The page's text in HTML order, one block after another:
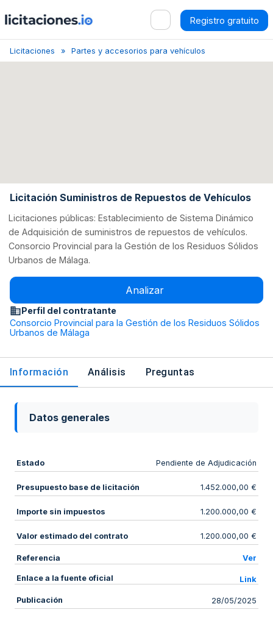
Registro gratuito
Licitaciones Partes y accesorios para vehículos y sus motores
Licitación Suministros de Repuestos de Vehículos
Licitaciones públicas: Establecimiento de Sistema Dinámico
de Adquisición de suministros de repuestos de vehículos.
Consorcio Provincial para la Gestión de los Residuos Sólidos
Urbanos de Málaga.
Analizar
Perfil del contratante
Consorcio Provincial para la Gestión de los Residuos Sólidos
Urbanos de Málaga
Información Análisis Preguntas
Datos generales
Estado Pendiente de Adjudicación
Presupuesto base de licitación 1.452.000,00 €
Importe sin impuestos 1.200.000,00 €
Valor estimado del contrato 1.200.000,00 €
Referencia Ver
Enlace a la fuente oficial Link
Publicación 28/05/2025